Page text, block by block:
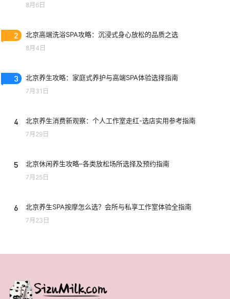
8月6日
2 北京高端洗浴SPA攻略：沉浸式身心放松的品质之选
8月4日
3 北京养生攻略：家庭式养护与高端SPA体验选择指南
7月31日
4 北京养生消费新观察：个人工作室走红-选店实用参考指南
7月29日
5 北京休闲养生攻略–各类放松场所选择及预约指南
7月25日
6 北京养生SPA按摩怎么选？会所与私享工作室体验全指南
7月23日